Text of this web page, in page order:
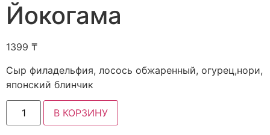
Йокогама
1399 ₸
Сыр филадельфия, лосось обжаренный, огурец,нори,
японский блинчик
В КОРЗИНУ